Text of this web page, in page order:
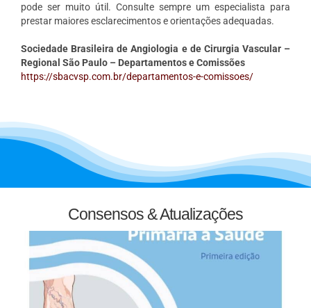
pode ser muito útil. Consulte sempre um especialista para
prestar maiores esclarecimentos e orientações adequadas.
Sociedade Brasileira de Angiologia e de Cirurgia Vascular –
Regional São Paulo – Departamentos e Comissões
https://sbacvsp.com.br/departamentos-e-comissoes/
Consensos & Atualizações